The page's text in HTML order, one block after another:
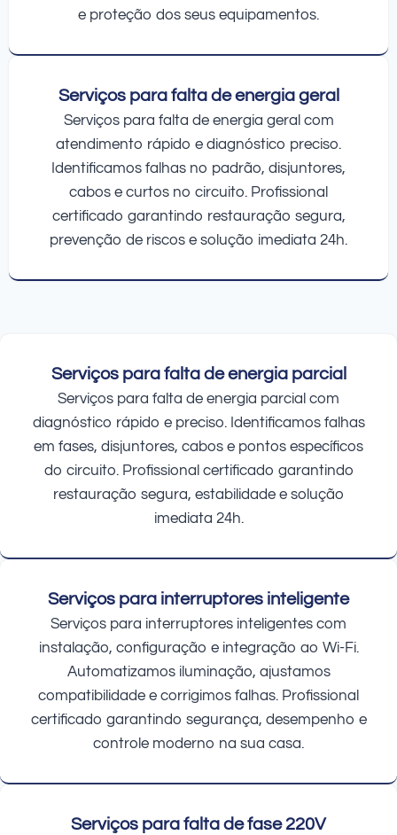
e proteção dos seus equipamentos.
Serviços para falta de energia geral
Serviços para falta de energia geral com
atendimento rápido e diagnóstico preciso.
Identificamos falhas no padrão, disjuntores,
cabos e curtos no circuito. Profissional
certificado garantindo restauração segura,
prevenção de riscos e solução imediata 24h.
Serviços para falta de energia parcial
Serviços para falta de energia parcial com
diagnóstico rápido e preciso. Identificamos falhas
em fases, disjuntores, cabos e pontos específicos
do circuito. Profissional certificado garantindo
restauração segura, estabilidade e solução
imediata 24h.
Serviços para interruptores inteligente
Serviços para interruptores inteligentes com
instalação, configuração e integração ao Wi-Fi.
Automatizamos iluminação, ajustamos
compatibilidade e corrigimos falhas. Profissional
certificado garantindo segurança, desempenho e
controle moderno na sua casa.
Serviços para falta de fase 220V